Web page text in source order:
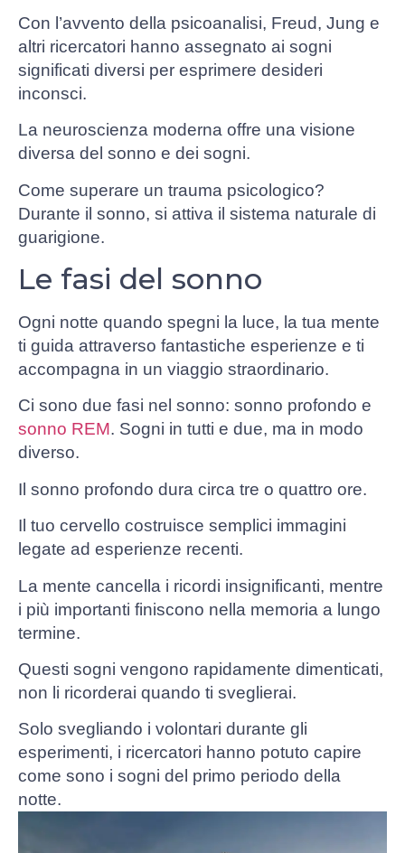
Con l’avvento della psicoanalisi, Freud, Jung e
altri ricercatori hanno assegnato ai sogni
significati diversi per esprimere desideri
inconsci.
La neuroscienza moderna offre una visione
diversa del sonno e dei sogni.
Come superare un trauma psicologico?
Durante il sonno, si attiva il sistema naturale di
guarigione.
Le fasi del sonno
Ogni notte quando spegni la luce, la tua mente
ti guida attraverso fantastiche esperienze e ti
accompagna in un viaggio straordinario.
Ci sono due fasi nel sonno: sonno profondo e
sonno REM. Sogni in tutti e due, ma in modo
diverso.
Il sonno profondo dura circa tre o quattro ore.
Il tuo cervello costruisce semplici immagini
legate ad esperienze recenti.
La mente cancella i ricordi insignificanti, mentre
i più importanti finiscono nella memoria a lungo
termine.
Questi sogni vengono rapidamente dimenticati,
non li ricorderai quando ti sveglierai.
Solo svegliando i volontari durante gli
esperimenti, i ricercatori hanno potuto capire
come sono i sogni del primo periodo della
notte.